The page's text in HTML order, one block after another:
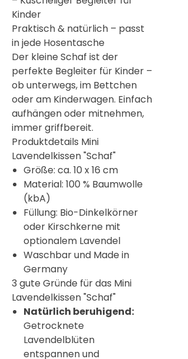
Kinder
Praktisch & natürlich – passt
in jede Hosentasche
Der kleine Schaf ist der
perfekte Begleiter für Kinder –
ob unterwegs, im Bettchen
oder am Kinderwagen. Einfach
aufhängen oder mitnehmen,
immer griffbereit.
Produktdetails Mini
Lavendelkissen "Schaf"
Größe: ca. 10 x 16 cm
Material: 100 % Baumwolle
(kbA)
Füllung: Bio-Dinkelkörner
oder Kirschkerne mit
optionalem Lavendel
Waschbar und Made in
Germany
3 gute Gründe für das Mini
Lavendelkissen "Schaf"
Natürlich beruhigend:
Getrocknete
Lavendelblüten
entspannen und